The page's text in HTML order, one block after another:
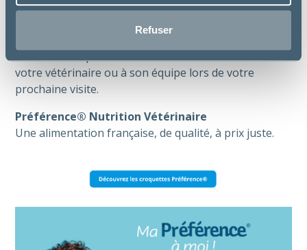
Refuser
proposer une solution cohérente, accessible et
adaptée à votre compagnon.
votre vétérinaire ou à son équipe lors de votre
prochaine visite.
Préférence® Nutrition Vétérinaire
Une alimentation française, de qualité, à prix juste.